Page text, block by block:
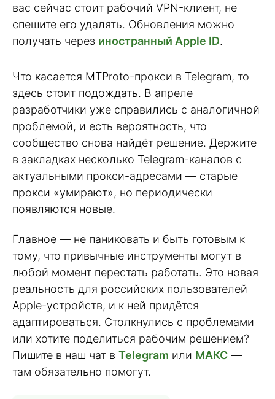
вас сейчас стоит рабочий VPN-клиент, не
спешите его удалять. Обновления можно
получать через иностранный Apple ID.
Что касается MTProto-прокси в Telegram, то
здесь стоит подождать. В апреле
разработчики уже справились с аналогичной
проблемой, и есть вероятность, что
сообщество снова найдёт решение. Держите
в закладках несколько Telegram-каналов с
актуальными прокси-адресами — старые
прокси «умирают», но периодически
появляются новые.
Главное — не паниковать и быть готовым к
тому, что привычные инструменты могут в
любой момент перестать работать. Это новая
реальность для российских пользователей
Apple-устройств, и к ней придётся
адаптироваться. Столкнулись с проблемами
или хотите поделиться рабочим решением?
Пишите в наш чат в Telegram или МАКС —
там обязательно помогут.